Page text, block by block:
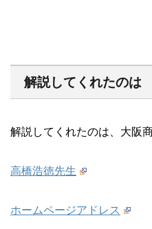
解説してくれたのは
解説してくれたのは、大阪
高橋浩徳先生
ホームページアドレス